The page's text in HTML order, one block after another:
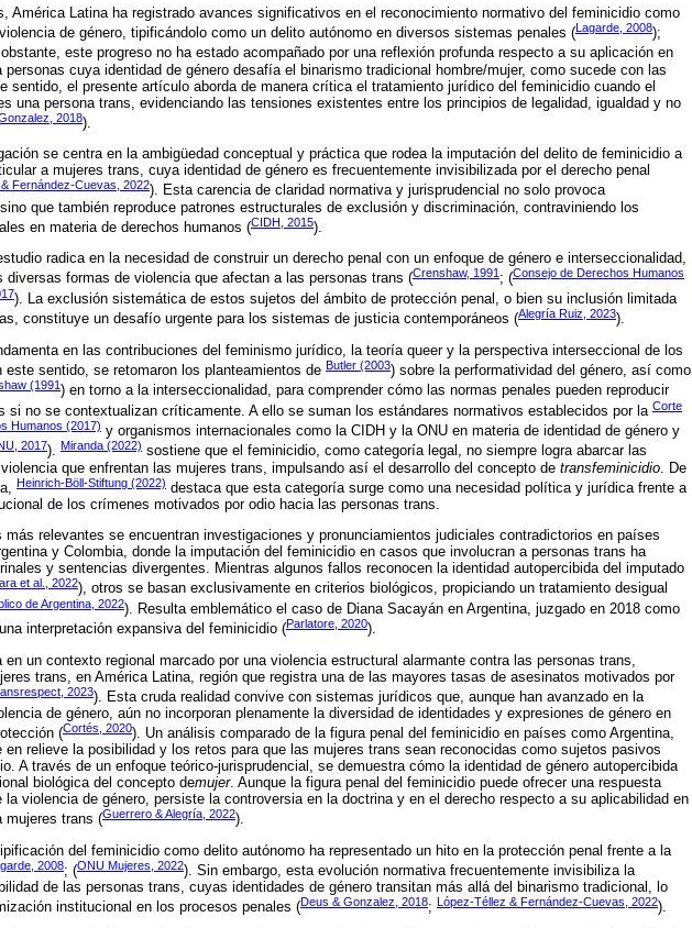
América Latina ha registrado avances significativos en el reconocimiento normativo del feminicidio como
de género, tipificándolo como un delito autónomo en diversos sistemas penales (Lagarde, 2008);
este progreso no ha estado acompañado por una reflexión profunda respecto a su aplicación en
cuya identidad de género desafía el binarismo tradicional hombre/mujer, como sucede con las
sentido, el presente artículo aborda de manera crítica el tratamiento jurídico del feminicidio cuando el
una persona trans, evidenciando las tensiones existentes entre los principios de legalidad, igualdad y no
2018).
se centra en la ambigüedad conceptual y práctica que rodea la imputación del delito de feminicidio a
a mujeres trans, cuya identidad de género es frecuentemente invisibilizada por el derecho penal
Fernández-Cuevas, 2022). Esta carencia de claridad normativa y jurisprudencial no solo provoca
que también reproduce patrones estructurales de exclusión y discriminación, contraviniendo los
en materia de derechos humanos (CIDH, 2015).
radica en la necesidad de construir un derecho penal con un enfoque de género e interseccionalidad,
diversas formas de violencia que afectan a las personas trans (Crenshaw, 1991 ; (Consejo de Derechos Humanos
). La exclusión sistemática de estos sujetos del ámbito de protección penal, o bien su inclusión limitada
constituye un desafío urgente para los sistemas de justicia contemporáneos (Alegría Ruiz, 2023).
en las contribuciones del feminismo jurídico, la teoría queer y la perspectiva interseccional de los
este sentido, se retomaron los planteamientos de Butler (2003) sobre la performatividad del género, así como
(1991) en torno a la interseccionalidad, para comprender cómo las normas penales pueden reproducir
si no se contextualizan críticamente. A ello se suman los estándares normativos establecidos por la Corte
Humanos (2017) y organismos internacionales como la CIDH y la ONU en materia de identidad de género y
2017). Miranda (2022) sostiene que el feminicidio, como categoría legal, no siempre logra abarcar las
que enfrentan las mujeres trans, impulsando así el desarrollo del concepto de transfeminicidio . De
Heinrich-Böll-Stiftung (2022) destaca que esta categoría surge como una necesidad política y jurídica frente a
de los crímenes motivados por odio hacia las personas trans.
más relevantes se encuentran investigaciones y pronunciamientos judiciales contradictorios en países
y Colombia, donde la imputación del feminicidio en casos que involucran a personas trans ha
y sentencias divergentes. Mientras algunos fallos reconocen la identidad autopercibida del imputado
et al., 2022), otros se basan exclusivamente en criterios biológicos, propiciando un tratamiento desigual
de Argentina, 2022). Resulta emblemático el caso de Diana Sacayán en Argentina, juzgado en 2018 como
interpretación expansiva del feminicidio (Parlatore, 2020).
un contexto regional marcado por una violencia estructural alarmante contra las personas trans,
trans, en América Latina, región que registra una de las mayores tasas de asesinatos motivados por
2023). Esta cruda realidad convive con sistemas jurídicos que, aunque han avanzado en la
de género, aún no incorporan plenamente la diversidad de identidades y expresiones de género en
(Cortés, 2020). Un análisis comparado de la figura penal del feminicidio en países como Argentina,
en relieve la posibilidad y los retos para que las mujeres trans sean reconocidas como sujetos pasivos
A través de un enfoque teórico-jurisprudencial, se demuestra cómo la identidad de género autopercibida
biológica del concepto demujer. Aunque la figura penal del feminicidio puede ofrecer una respuesta
la violencia de género, persiste la controversia en la doctrina y en el derecho respecto a su aplicabilidad en
mujeres trans (Guerrero & Alegría, 2022).
del feminicidio como delito autónomo ha representado un hito en la protección penal frente a la
2008; (ONU Mujeres, 2022). Sin embargo, esta evolución normativa frecuentemente invisibiliza la
de las personas trans, cuyas identidades de género transitan más allá del binarismo tradicional, lo
institucional en los procesos penales (Deus & Gonzalez, 2018; López-Téllez & Fernández-Cuevas, 2022).